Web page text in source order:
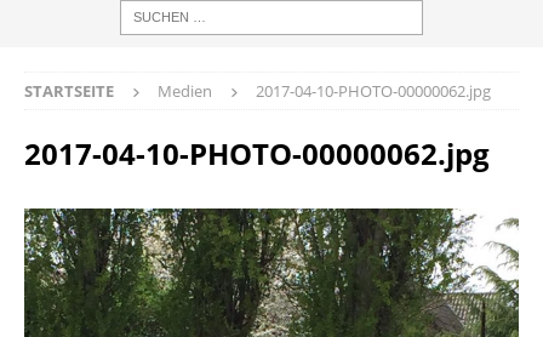
STARTSEITE Medien 2017-04-10-PHOTO-00000062.jpg
2017-04-10-PHOTO-00000062.jpg